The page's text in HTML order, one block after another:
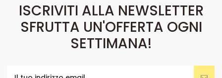
ISCRIVITI ALLA NEWSLETTER
SFRUTTA UN'OFFERTA OGNI
SETTIMANA!